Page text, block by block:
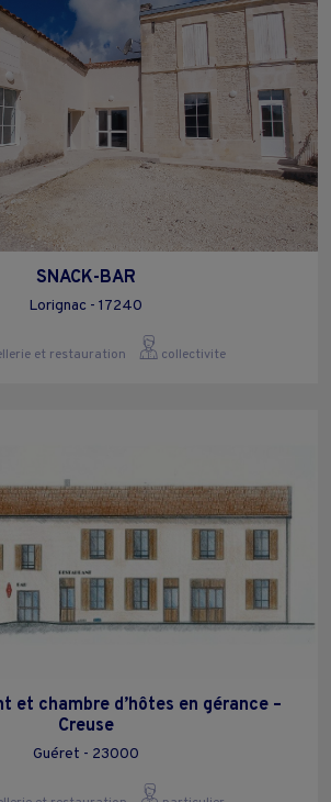
SNACK-BAR
Lorignac - 17240
et restauration collectivite
et chambre d’hôtes en gérance –
Creuse
Guéret - 23000